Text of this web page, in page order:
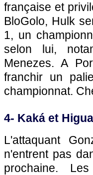
française et
BloGolo, Hulk
1, un
selon lui,
Menezes. A
franchir un
championnat.
4- Kaká et
L'attaquant
n'entrent pas
prochaine.